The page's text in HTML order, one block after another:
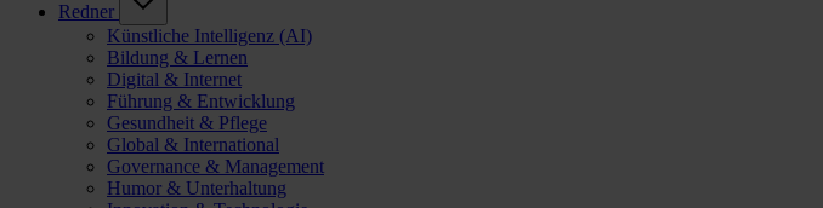
Redner
Künstliche Intelligenz (AI)
Bildung & Lernen
Digital & Internet
Führung & Entwicklung
Gesundheit & Pflege
Global & International
Governance & Management
Humor & Unterhaltung